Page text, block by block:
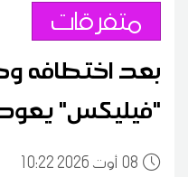
متفرقات
بعد اختطافه
"فيليكس" يعود
0810:22 2026 أوت